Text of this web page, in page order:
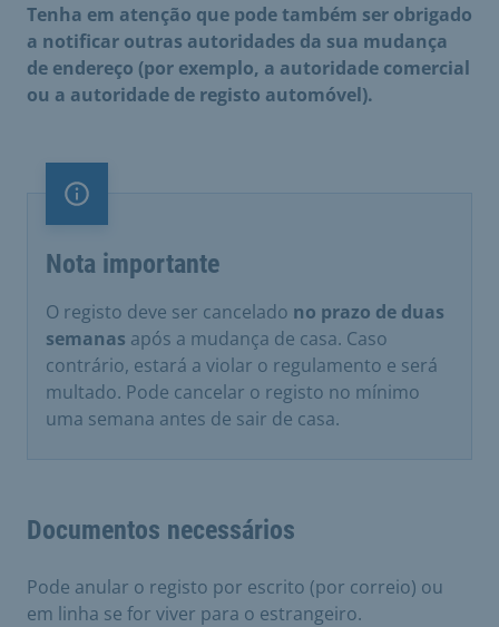
Tenha em atenção que pode também ser obrigado
a notificar outras autoridades da sua mudança
de endereço (por exemplo, a autoridade comercial
ou a autoridade de registo automóvel).
Nota importante
Nota importante
O registo deve ser cancelado no prazo de duas
semanas após a mudança de casa. Caso
contrário, estará a violar o regulamento e será
multado. Pode cancelar o registo no mínimo
uma semana antes de sair de casa.
Documentos necessários
Pode anular o registo por escrito (por correio) ou
em linha se for viver para o estrangeiro.